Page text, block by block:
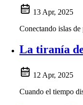
13 Apr, 2025
Conectando islas de
La tiranía
12 Apr, 2025
Cuando el tiempo